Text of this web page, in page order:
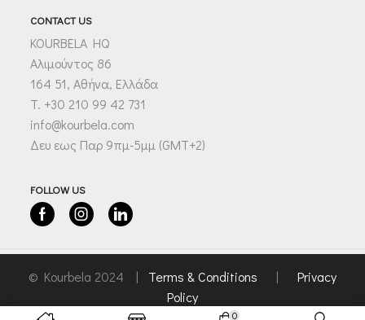
CONTACT US
KOURBELA HQ
Αλιμούντος 86
164 51, Αθήνα, Ελλάδα
T. +30 210 99 42 731
info@kourbela.com
Δευ εως Παρ 9πμ-5μμ (GMT+2)
FOLLOW US
FacebookInstagramLinkedin
© Kourbela 2024 | Terms & Conditions | Privacy
Policy
0